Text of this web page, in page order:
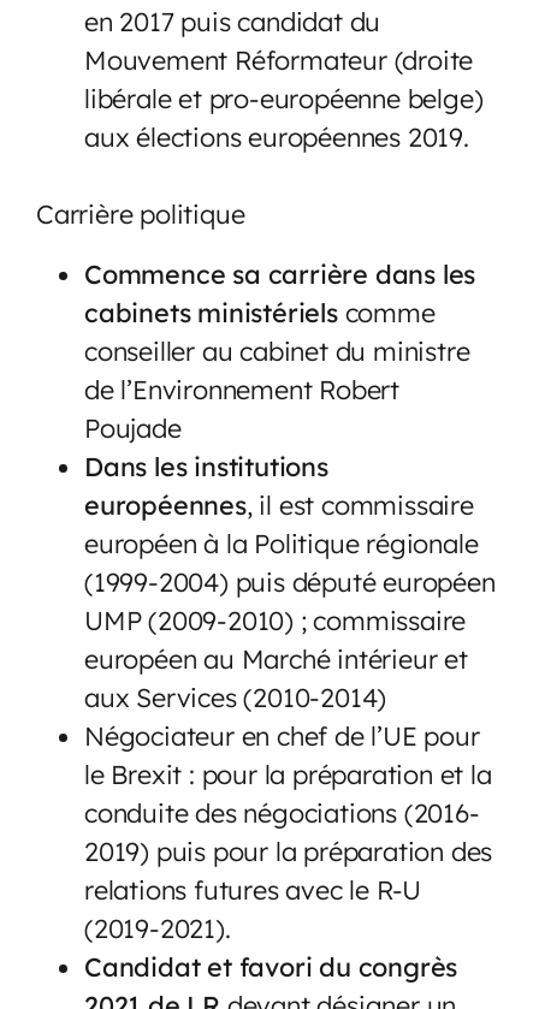
en 2017 puis candidat du
Mouvement Réformateur (droite
libérale et pro-européenne belge)
aux élections européennes 2019.
Carrière politique
Commence sa carrière dans les
cabinets ministériels comme
conseiller au cabinet du ministre
de l’Environnement Robert
Poujade
Dans les institutions
européennes, il est commissaire
européen à la Politique régionale
(1999-2004) puis député européen
UMP (2009-2010) ; commissaire
européen au Marché intérieur et
aux Services (2010-2014)
Négociateur en chef de l’UE pour
le Brexit : pour la préparation et la
conduite des négociations (2016-
2019) puis pour la préparation des
relations futures avec le R-U
(2019-2021).
Candidat et favori du congrès